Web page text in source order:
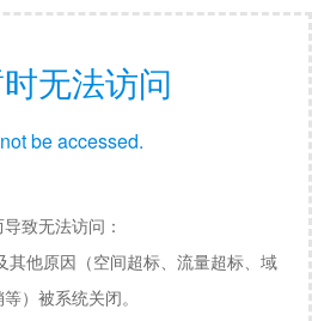
无法访问
be accessed.
致无法访问：
其他原因（空间超标、流量超标、域
）被系统关闭。